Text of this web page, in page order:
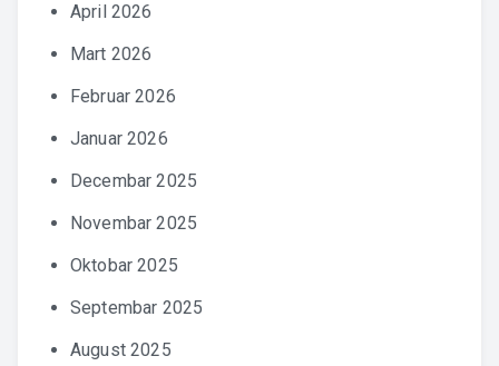
April 2026
Mart 2026
Februar 2026
Januar 2026
Decembar 2025
Novembar 2025
Oktobar 2025
Septembar 2025
August 2025